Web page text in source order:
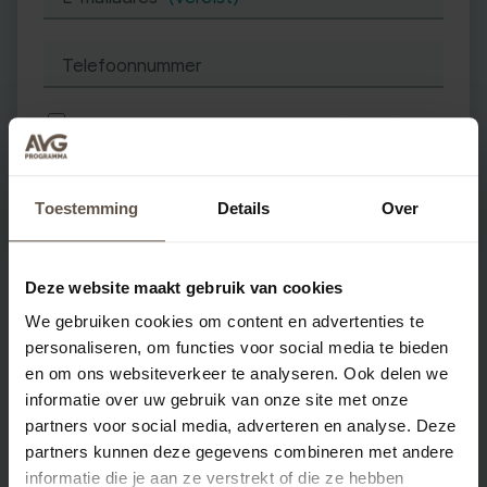
Toestemming Details Over
Deze website maakt gebruik van cookies
We gebruiken cookies om content en advertenties te
personaliseren, om functies voor social media te bieden
en om ons websiteverkeer te analyseren. Ook delen we
informatie over uw gebruik van onze site met onze
partners voor social media, adverteren en analyse. Deze
partners kunnen deze gegevens combineren met andere
informatie die je aan ze verstrekt of die ze hebben
Telefoonnummer
Ik ga akkoord met devoorwaarden (vereist)
Veelgestelde vragen
Kan ik ook kiezen voor per maand
factureren?